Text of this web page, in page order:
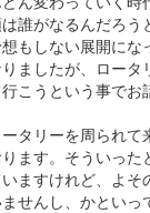
誰がなるんだろう
もしない展開にな
ましたが、ロータ
こうという事でお
タリーを周られて
ます。そういった
ますけれど、よそ
せんし、かといっ